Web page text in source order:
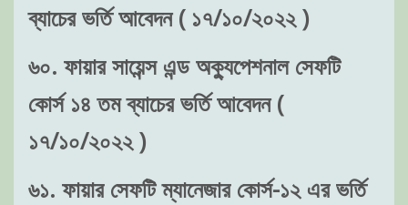
ব্যাচের ভর্তি আবেদন ( ১৭/১০/২০২২ )
৬০. ফায়ার সায়েন্স এন্ড অক্যুপেশনাল সেফটি
কোর্স ১৪ তম ব্যাচের ভর্তি আবেদন (
১৭/১০/২০২২ )
৬১. ফায়ার সেফটি ম্যানেজার কোর্স-১২ এর ভর্তি